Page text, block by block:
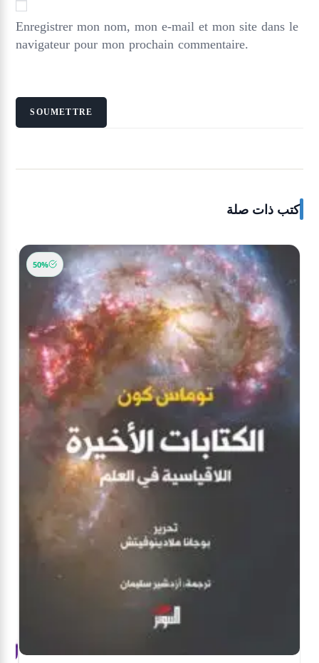
Enregistrer mon nom, mon e-mail et mon site dans le
navigateur pour mon prochain commentaire.
كتب ذات صلة
50%